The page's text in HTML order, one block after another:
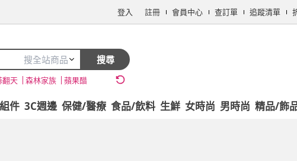
登入 註冊 會員中心 查訂單 追蹤清單
搜全站商品 搜尋
翻天 森林家族 蘋果醋
件 3C週邊 保健/醫療 食品/飲料 生鮮 女時尚 男時尚 精品/飾